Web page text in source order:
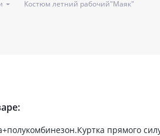
Костюм летний рабочий"Маяк"
прямого